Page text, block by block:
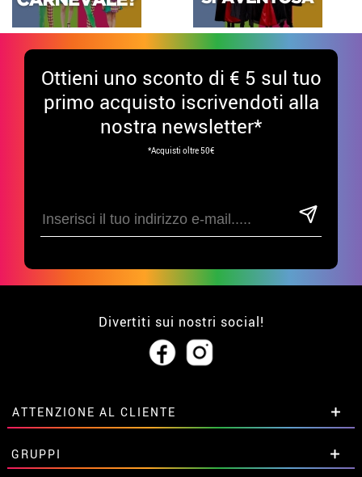
Ottieni uno sconto di € 5 sul tuo
primo acquisto iscrivendoti alla
nostra newsletter*
*Acquisti oltre 50€
Divertiti sui nostri social!
ATTENZIONE AL CLIENTE
• Su di noi
• Condizioni di vendita
GRUPPI